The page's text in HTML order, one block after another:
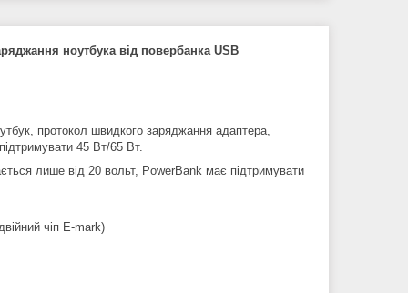
ноутбука від повербанка USB
протокол швидкого заряджання адаптера,
45 Вт/65 Вт.
лише від 20 вольт, PowerBank має підтримувати
чіп E-mark)